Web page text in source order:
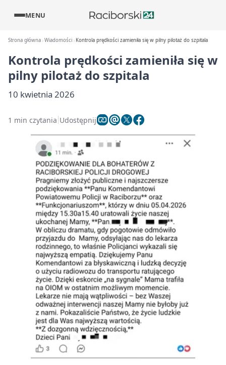
MENU
Strona główna Wiadomości Kontrola prędkości zamieniła się w pilny pilotaż do szpitala
Kontrola prędkości zamieniła się w
pilny pilotaż do szpitala
10 kwietnia 2026
1 min czytania Udostępnij